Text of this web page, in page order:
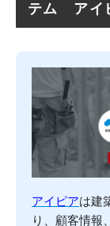
テム アイ
アイピアは建
り、顧客情報